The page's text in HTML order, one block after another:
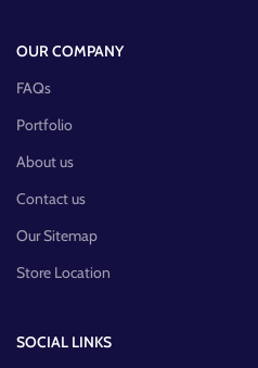
OUR COMPANY
FAQs
Portfolio
About us
Contact us
Our Sitemap
Store Location
SOCIAL LINKS